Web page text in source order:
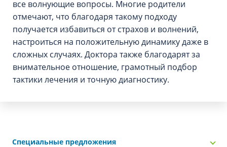
все волнующие вопросы. Многие родители
отмечают, что благодаря такому подходу
получается избавиться от страхов и волнений,
настроиться на положительную динамику даже в
сложных случаях. Доктора также благодарят за
внимательное отношение, грамотный подбор
тактики лечения и точную диагностику.
Специальные предложения